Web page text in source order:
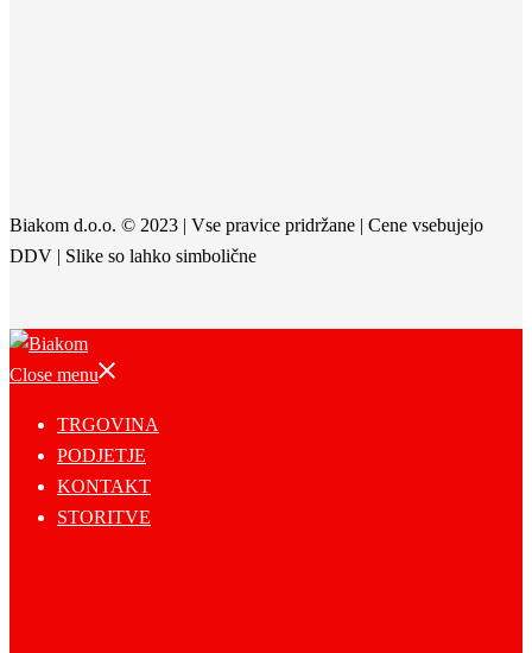
Biakom d.o.o. © 2023 | Vse pravice pridržane | Cene vsebujejo
DDV | Slike so lahko simbolične
Close menu
TRGOVINA
PODJETJE
KONTAKT
STORITVE